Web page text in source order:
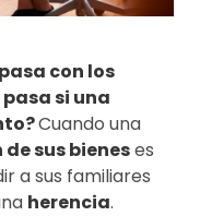
con los
si una
Cuando una
sus bieneses
a sus familiares
herencia.